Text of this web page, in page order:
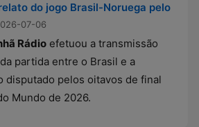
do jogo Brasil-Noruega pelo
07-06
Rádio efetuou a transmissão
partida entre o Brasil e a
disputado pelos oitavos de final
Mundo de 2026.